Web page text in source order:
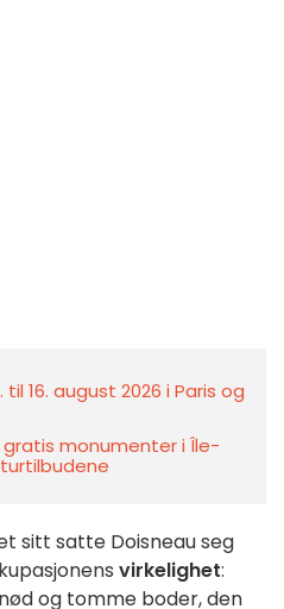
16. august 2026 i Paris og
gratis monumenter i Île-
sitt satte Doisneau seg
virkelighet:
og tomme boder, den